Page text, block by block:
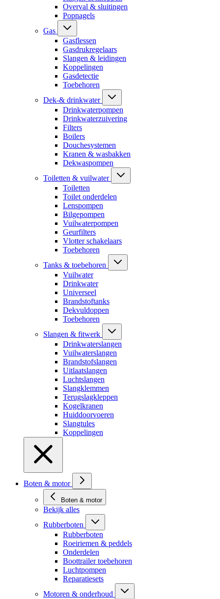
Overval & sluitingen
Popnagels
Gas
Gasflessen
Gasdrukregelaars
Slangen & leidingen
Koppelingen
Gasdetectie
Toebehoren
Dek-& drinkwater
Drinkwaterpompen
Drinkwaterzuivering
Filters
Boilers
Douchesystemen
Kranen & wasbakken
Dekwaspompen
Toiletten & vuilwater
Toiletten
Toilet onderdelen
Lenspompen
Bilgepompen
Vuilwaterpompen
Geurfilters
Vlotter schakelaars
Toebehoren
Tanks & toebehoren
Vuilwater
Drinkwater
Universeel
Brandstoftanks
Dekvuldoppen
Toebehoren
Slangen & fitwerk
Drinkwaterslangen
Vuilwaterslangen
Brandstofslangen
Uitlaatslangen
Luchtslangen
Slangklemmen
Terugslagkleppen
Kogelkranen
Huiddoorvoeren
Slangtules
Koppelingen
Boten & motor
Boten & motor
Bekijk alles
Rubberboten
Rubberboten
Roeiriemen & peddels
Onderdelen
Boottrailer toebehoren
Luchtpompen
Reparatiesets
Motoren & onderhoud